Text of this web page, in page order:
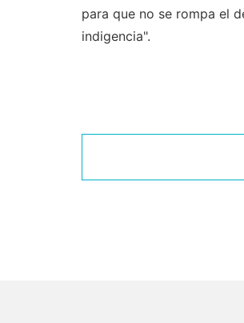
para que no se rompa el
indigencia".